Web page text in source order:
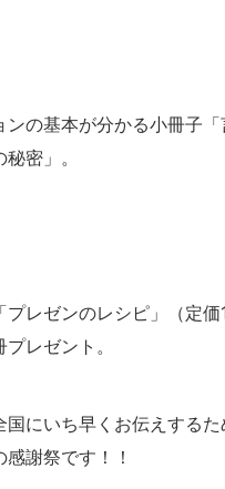
の基本が分かる小冊子「
密」。
プレゼンのレシピ」（定価
レゼント。
国にいち早くお伝えするた
謝祭です！！